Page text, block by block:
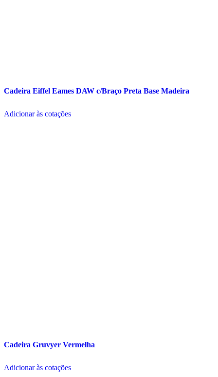
Cadeira Eiffel Eames DAW c/Braço Preta Base Madeira
Adicionar às cotações
Cadeira Gruvyer Vermelha
Adicionar às cotações